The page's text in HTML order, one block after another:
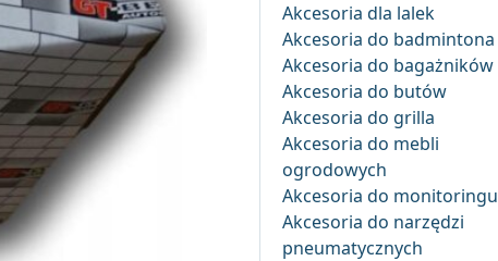
Akcesoria dla lalek
Akcesoria do badmintona
Akcesoria do bagażników
Akcesoria do butów
Akcesoria do grilla
Akcesoria do mebli
ogrodowych
Akcesoria do monitoringu
Akcesoria do narzędzi
pneumatycznych